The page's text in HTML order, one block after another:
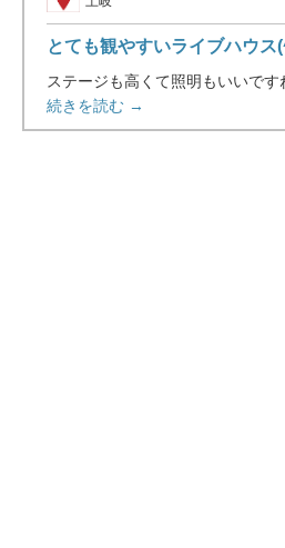
とても観やすいライブハウス
ステージも高くて照明もいいで
続きを読む →